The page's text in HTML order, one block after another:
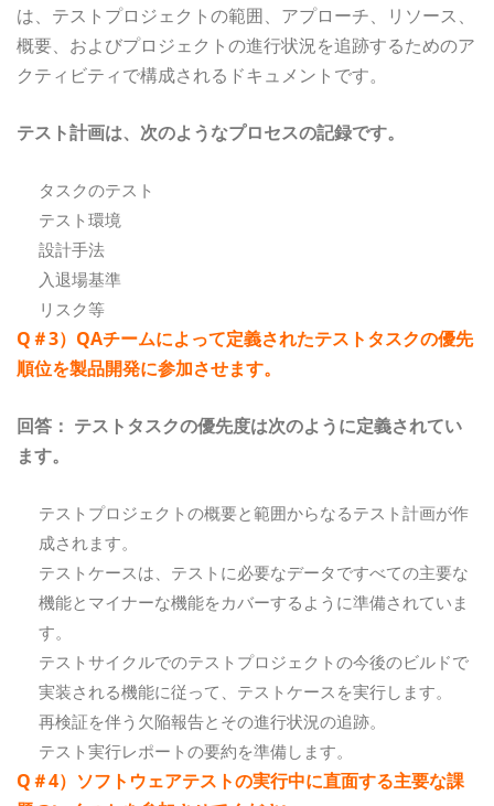
は、テストプロジェクトの範囲、アプローチ、リソース、
概要、およびプロジェクトの進行状況を追跡するためのア
クティビティで構成されるドキュメントです。
テスト計画は、次のようなプロセスの記録です。
タスクのテスト
テスト環境
設計手法
入退場基準
リスク等
Q＃3）QAチームによって定義されたテストタスクの優先
順位を製品開発に参加させます。
回答： テストタスクの優先度は次のように定義されてい
ます。
テストプロジェクトの概要と範囲からなるテスト計画が作
成されます。
テストケースは、テストに必要なデータですべての主要な
機能とマイナーな機能をカバーするように準備されていま
す。
テストサイクルでのテストプロジェクトの今後のビルドで
実装される機能に従って、テストケースを実行します。
再検証を伴う欠陥報告とその進行状況の追跡。
テスト実行レポートの要約を準備します。
Q＃4）ソフトウェアテストの実行中に直面する主要な課